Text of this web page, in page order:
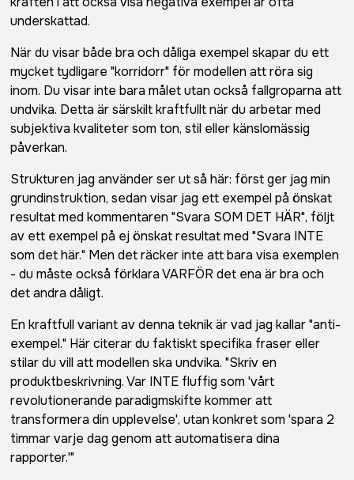
underskattad.
När du visar både bra och dåliga exempel skapar du ett
mycket tydligare "korridorr" för modellen att röra sig
inom. Du visar inte bara målet utan också fallgroparna att
undvika. Detta är särskilt kraftfullt när du arbetar med
subjektiva kvaliteter som ton, stil eller känslomässig
påverkan.
Strukturen jag använder ser ut så här: först ger jag min
grundinstruktion, sedan visar jag ett exempel på önskat
resultat med kommentaren "Svara SOM DET HÄR", följt
av ett exempel på ej önskat resultat med "Svara INTE
som det här." Men det räcker inte att bara visa exemplen
- du måste också förklara VARFÖR det ena är bra och
det andra dåligt.
En kraftfull variant av denna teknik är vad jag kallar "anti-
exempel." Här citerar du faktiskt specifika fraser eller
stilar du vill att modellen ska undvika. "Skriv en
produktbeskrivning. Var INTE fluffig som 'vårt
revolutionerande paradigmskifte kommer att
transformera din upplevelse', utan konkret som 'spara 2
timmar varje dag genom att automatisera dina
rapporter.'"